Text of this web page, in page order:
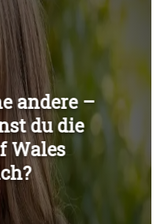
Überspringen